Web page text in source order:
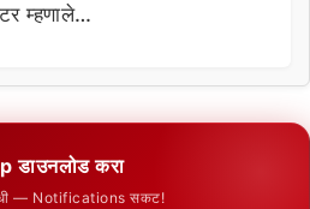
म्हणाले…
डाउनलोड करा
आधी — Notifications सकट!